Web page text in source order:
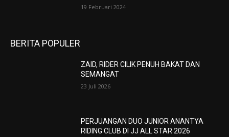
19 Februari 2024
BERITA POPULER
ZAID, RIDER CILIK PENUH BAKAT DAN
SEMANGAT
23 Juli 2026
PERJUANGAN DUO JUNIOR ANANTYA
RIDING CLUB DI JJ ALL STAR 2026